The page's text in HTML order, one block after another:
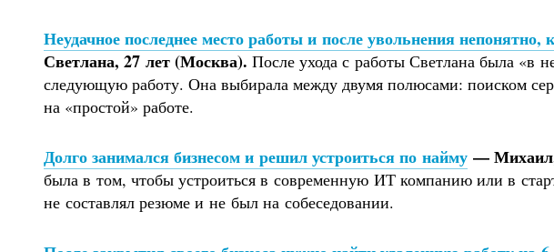
Неудачное последнее место работы и после увольнения
Светлана, 27 лет (Москва). После ухода с работы Светлана была «в
следующую работу. Она выбирала между двумя полюсами: поиском
на «простой» работе.
Долго занимался бизнесом и решил устроиться по найму — Михаил,
была в том, чтобы устроиться в современную ИТ компанию или в
не составлял резюме и не был на собеседовании.